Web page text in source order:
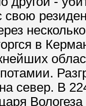
в
север. В